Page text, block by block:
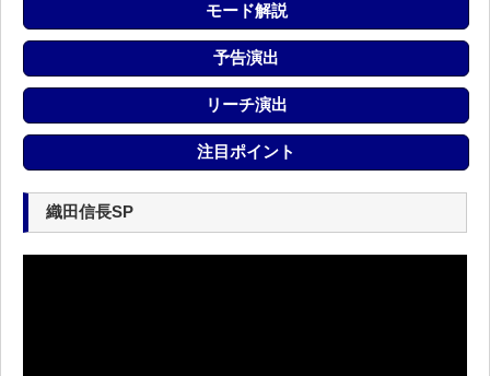
モード解説
予告演出
リーチ演出
注目ポイント
織田信長SP